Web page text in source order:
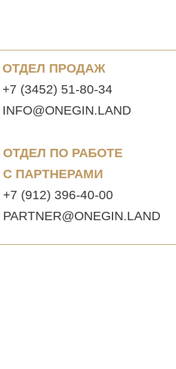
ОТДЕЛ ПРОДАЖ
+7 (3452) 51-80-34
INFO@ONEGIN.LAND
ОТДЕЛ ПО РАБОТЕ
С ПАРТНЕРАМИ
+7 (912) 396-40-00
PARTNER@ONEGIN.LAND